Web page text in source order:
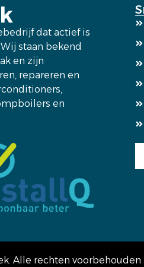
dat actief is
staan bekend
en zijn
repareren en
en
Alle rechten voorbehouden